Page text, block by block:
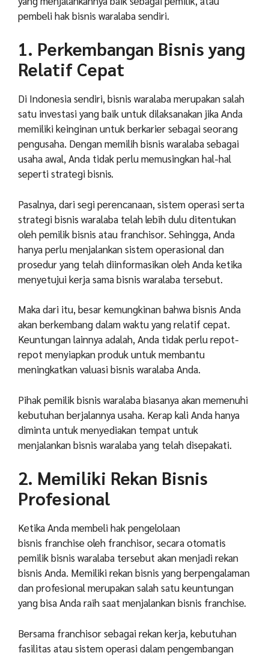
pembeli hak bisnis waralaba sendiri.
1. Perkembangan Bisnis yang
Relatif Cepat
Di Indonesia sendiri, bisnis waralaba merupakan salah
satu investasi yang baik untuk dilaksanakan jika Anda
memiliki keinginan untuk berkarier sebagai seorang
pengusaha. Dengan memilih bisnis waralaba sebagai
usaha awal, Anda tidak perlu memusingkan hal-hal
seperti strategi bisnis.
Pasalnya, dari segi perencanaan, sistem operasi serta
strategi bisnis waralaba telah lebih dulu ditentukan
oleh pemilik bisnis atau franchisor. Sehingga, Anda
hanya perlu menjalankan sistem operasional dan
prosedur yang telah diinformasikan oleh Anda ketika
menyetujui kerja sama bisnis waralaba tersebut.
Maka dari itu, besar kemungkinan bahwa bisnis Anda
akan berkembang dalam waktu yang relatif cepat.
Keuntungan lainnya adalah, Anda tidak perlu repot-
repot menyiapkan produk untuk membantu
meningkatkan valuasi bisnis waralaba Anda.
Pihak pemilik bisnis waralaba biasanya akan memenuhi
kebutuhan berjalannya usaha. Kerap kali Anda hanya
diminta untuk menyediakan tempat untuk
menjalankan bisnis waralaba yang telah disepakati.
2. Memiliki Rekan Bisnis
Profesional
Ketika Anda membeli hak pengelolaan
bisnis franchise oleh franchisor, secara otomatis
pemilik bisnis waralaba tersebut akan menjadi rekan
bisnis Anda. Memiliki rekan bisnis yang berpengalaman
dan profesional merupakan salah satu keuntungan
yang bisa Anda raih saat menjalankan bisnis franchise.
Bersama franchisor sebagai rekan kerja, kebutuhan
fasilitas atau sistem operasi dalam pengembangan